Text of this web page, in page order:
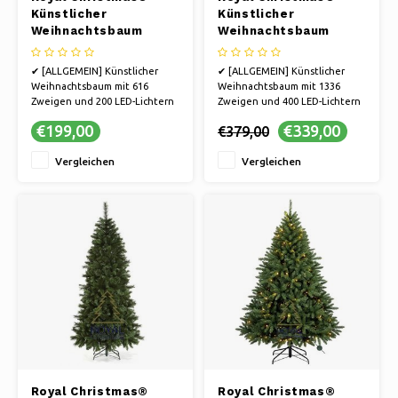
Künstlicher
Weihnachtsbaum
Visby 150 cm |
inklusive LED-
Beleuchtung
✔ [ALLGEMEIN] Künstlicher
Weihnachtsbaum mit 616
Zweigen und 200 LED-Lichtern
Modell mit einer Höhe von 150
✔ Einschließlich LED-
Minuten dank der
Klappkonstruktion
€199,00
Vergleichen
Künstlicher
Weihnachtsbaum
Visby 210 cm |
inklusive LED-
Beleuchtung
✔ [ALLGEMEIN] Künstlicher
Weihnachtsbaum mit 1336
Zweigen und 400 LED-Lichtern
Modell mit einer Höhe von 210
✔ Einschließlich LED-
Minuten dank der
Klappkonstruktion
€379,00 €339,00
Vergleichen
Royal Christmas®
Royal Christmas®